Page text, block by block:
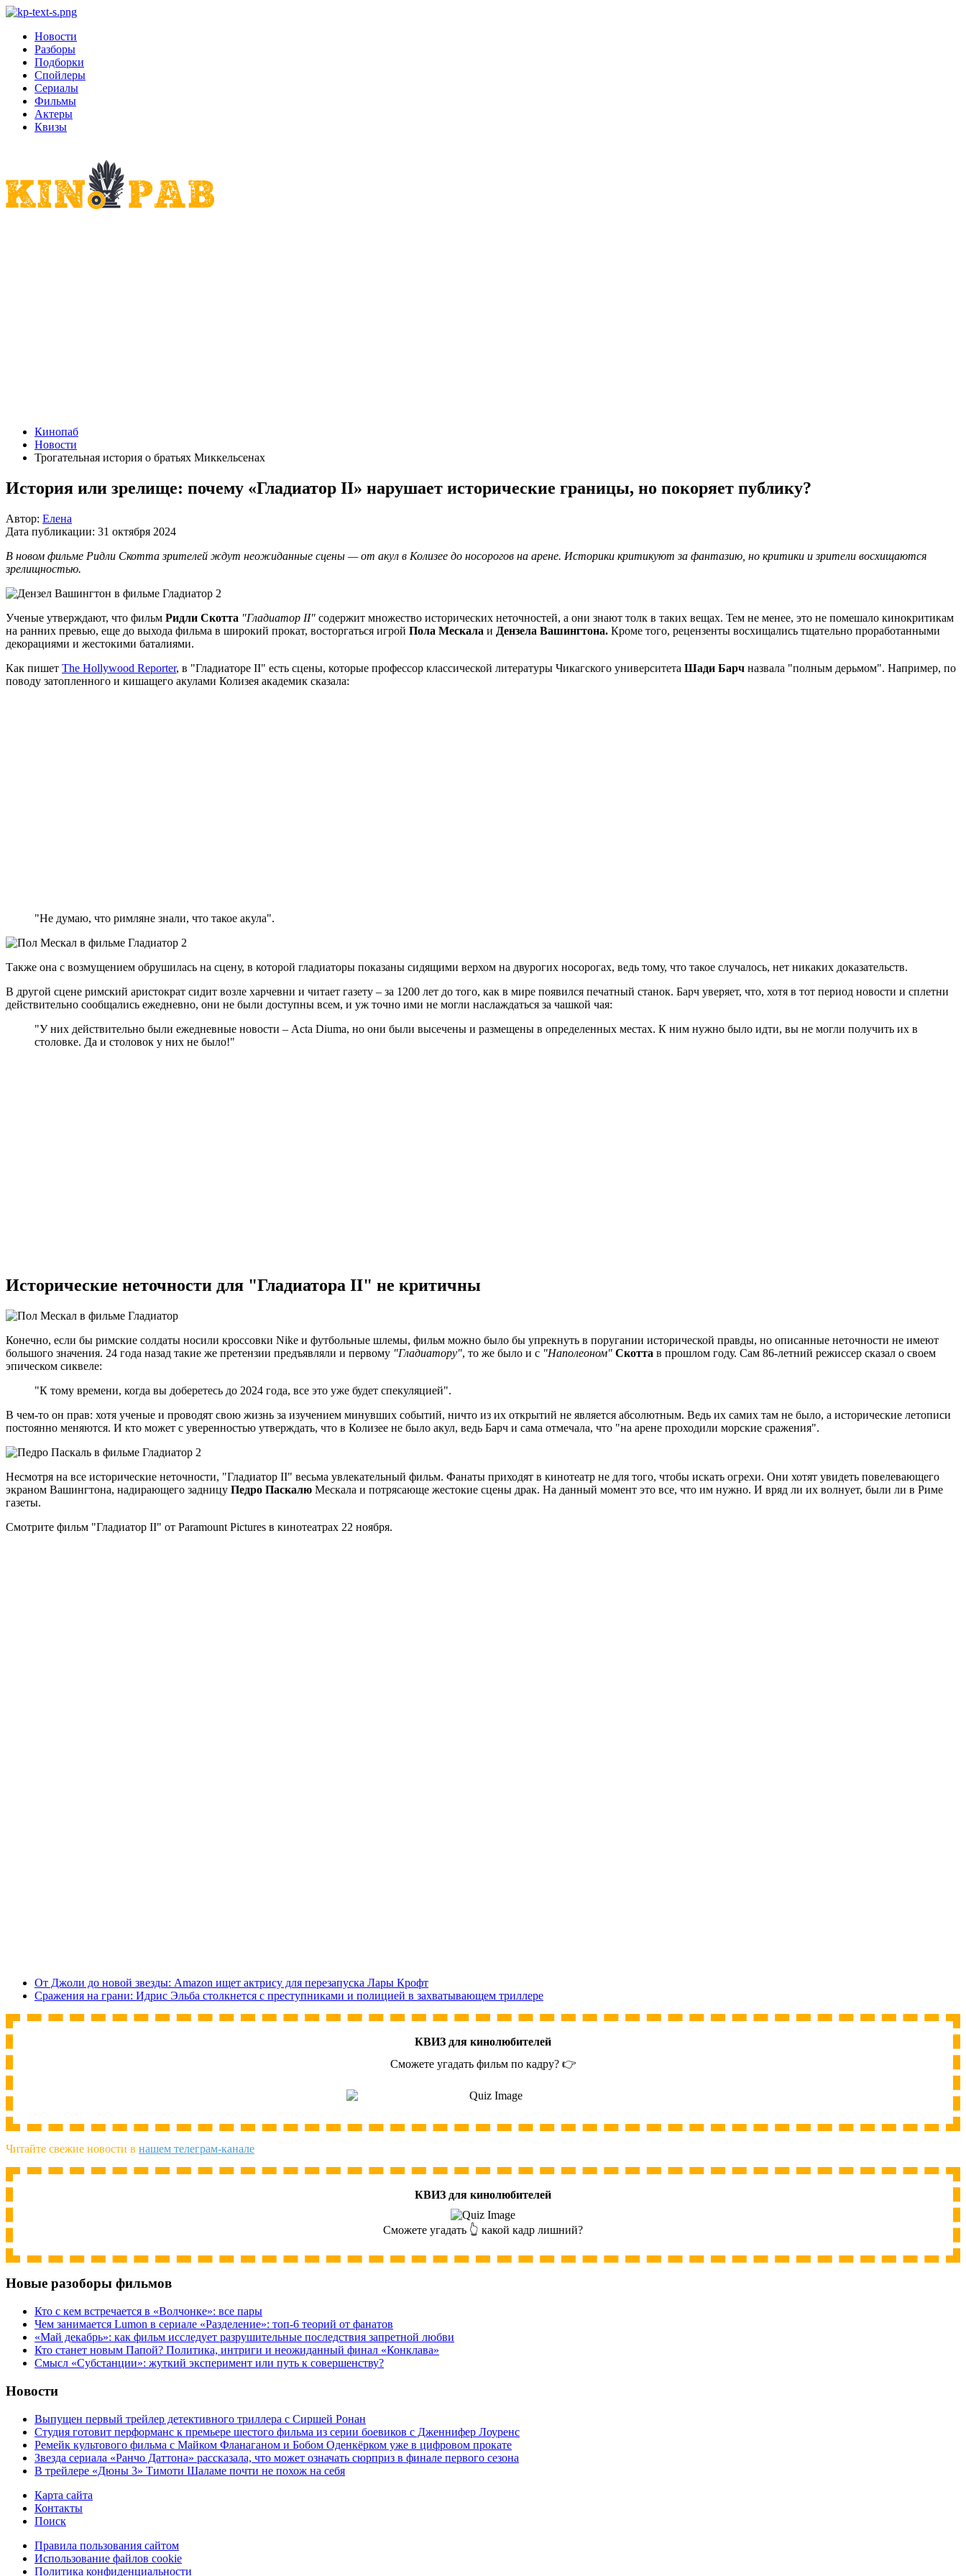
Новости
Разборы
Подборки
Спойлеры
Сериалы
Фильмы
Актеры
Квизы
Кинопаб
Новости
Трогательная история о братьях Миккельсенах
История или зрелище: почему «Гладиатор II» нарушает исторические границы, но покоряет публику?
Автор: Елена
Дата публикации: 31 октября 2024
В новом фильме Ридли Скотта зрителей ждут неожиданные сцены — от акул в Колизее до носорогов на арене. Историки критикуют за фантазию, но критики и зрители восхищаются
зрелищностью.
Ученые утверждают, что фильм Ридли Скотта "Гладиатор II" содержит множество исторических неточностей, а они знают толк в таких вещах. Тем не менее, это не помешало кинокритикам
на ранних превью, еще до выхода фильма в широкий прокат, восторгаться игрой Пола Мескала и Дензела Вашингтона. Кроме того, рецензенты восхищались тщательно проработанными
декорациями и жестокими баталиями.
Как пишет The Hollywood Reporter, в "Гладиаторе II" есть сцены, которые профессор классической литературы Чикагского университета Шади Барч назвала "полным дерьмом". Например, по
поводу затопленного и кишащего акулами Колизея академик сказала:
"Не думаю, что римляне знали, что такое акула".
Также она с возмущением обрушилась на сцену, в которой гладиаторы показаны сидящими верхом на двурогих носорогах, ведь тому, что такое случалось, нет никаких доказательств.
В другой сцене римский аристократ сидит возле харчевни и читает газету – за 1200 лет до того, как в мире появился печатный станок. Барч уверяет, что, хотя в тот период новости и сплетни
действительно сообщались ежедневно, они не были доступны всем, и уж точно ими не могли наслаждаться за чашкой чая:
"У них действительно были ежедневные новости – Acta Diuma, но они были высечены и размещены в определенных местах. К ним нужно было идти, вы не могли получить их в
столовке. Да и столовок у них не было!"
Исторические неточности для "Гладиатора II" не критичны
Конечно, если бы римские солдаты носили кроссовки Nike и футбольные шлемы, фильм можно было бы упрекнуть в поругании исторической правды, но описанные неточности не имеют
большого значения. 24 года назад такие же претензии предъявляли и первому "Гладиатору", то же было и с "Наполеоном" Скотта в прошлом году. Сам 86-летний режиссер сказал о своем
эпическом сиквеле:
"К тому времени, когда вы доберетесь до 2024 года, все это уже будет спекуляцией".
В чем-то он прав: хотя ученые и проводят свою жизнь за изучением минувших событий, ничто из их открытий не является абсолютным. Ведь их самих там не было, а исторические летописи
постоянно меняются. И кто может с уверенностью утверждать, что в Колизее не было акул, ведь Барч и сама отмечала, что "на арене проходили морские сражения".
Несмотря на все исторические неточности, "Гладиатор II" весьма увлекательный фильм. Фанаты приходят в кинотеатр не для того, чтобы искать огрехи. Они хотят увидеть повелевающего
экраном Вашингтона, надирающего задницу Педро Паскалю Мескала и потрясающе жестокие сцены драк. На данный момент это все, что им нужно. И вряд ли их волнует, были ли в Риме
газеты.
Смотрите фильм "Гладиатор II" от Paramount Pictures в кинотеатрах 22 ноября.
От Джоли до новой звезды: Amazon ищет актрису для перезапуска Лары Крофт
Сражения на грани: Идрис Эльба столкнется с преступниками и полицией в захватывающем триллере
КВИЗ для кинолюбителей
Сможете угадать фильм по кадру? 👉
Читайте свежие новости в нашем телеграм-канале
КВИЗ для кинолюбителей
Сможете угадать 👆 какой кадр лишний?
Новые разоборы фильмов
Кто с кем встречается в «Волчонке»: все пары
Чем занимается Lumon в сериале «Разделение»: топ-6 теорий от фанатов
«Май декабрь»: как фильм исследует разрушительные последствия запретной любви
Кто станет новым Папой? Политика, интриги и неожиданный финал «Конклава»
Cмысл «Субстанции»: жуткий эксперимент или путь к совершенству?
Новости
Выпущен первый трейлер детективного триллера с Сиршей Ронан
Студия готовит перформанс к премьере шестого фильма из серии боевиков с Дженнифер Лоуренс
Ремейк культового фильма с Майком Фланаганом и Бобом Оденкёрком уже в цифровом прокате
Звезда сериала «Ранчо Даттона» рассказала, что может означать сюрприз в финале первого сезона
В трейлере «Дюны 3» Тимоти Шаламе почти не похож на себя
Карта сайта
Контакты
Поиск
Правила пользования сайтом
Использование файлов cookie
Политика конфиденциальности